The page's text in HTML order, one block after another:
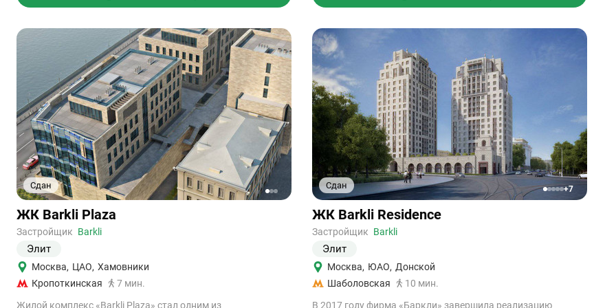
Сдан
123
Ссылка
на
объект
ЖК Barkli Plaza
Застройщик Barkli
Элит
Москва, ЦАО, Хамовники
Кропоткинская
7 мин.
Жилой комплекс «Barkli Plaza» стал одним из
Сдан
12345+7
Ссылка
на
объект
ЖК Barkli Residence
Застройщик Barkli
Элит
Москва, ЮАО, Донской
Шаболовская
10 мин.
В 2017 году фирма «Баркли» завершила реализацию